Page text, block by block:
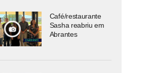
Café/restaurante
Sasha reabriu em
Abrantes